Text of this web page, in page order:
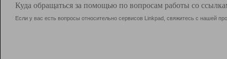
Куда обращаться за помощью по вопросам работы со
Если у вас есть вопросы относительно сервисов Linkpad, свяжитесь с нашей